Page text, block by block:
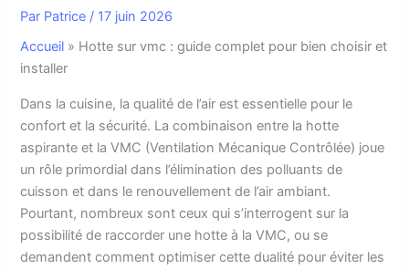
Par Patrice / 17 juin 2026
Accueil » Hotte sur vmc : guide complet pour bien choisir et
installer
Dans la cuisine, la qualité de l’air est essentielle pour le
confort et la sécurité. La combinaison entre la hotte
aspirante et la VMC (Ventilation Mécanique Contrôlée) joue
un rôle primordial dans l’élimination des polluants de
cuisson et dans le renouvellement de l’air ambiant.
Pourtant, nombreux sont ceux qui s’interrogent sur la
possibilité de raccorder une hotte à la VMC, ou se
demandent comment optimiser cette dualité pour éviter les